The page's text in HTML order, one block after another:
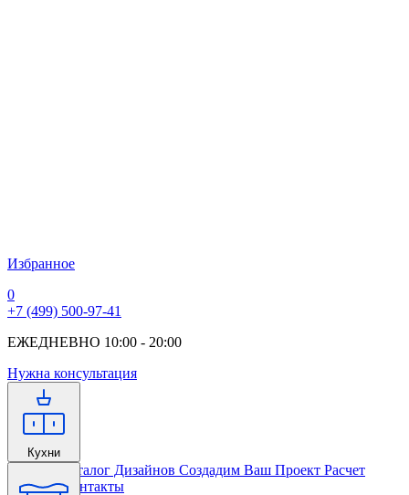
Избранное
0
+7 (499) 500-97-41
ЕЖЕДНЕВНО 10:00 - 20:00
Нужна консультация
Кухни
Главная Каталог Дизайнов Создадим Ваш Проект Расчет
Проекта Контакты